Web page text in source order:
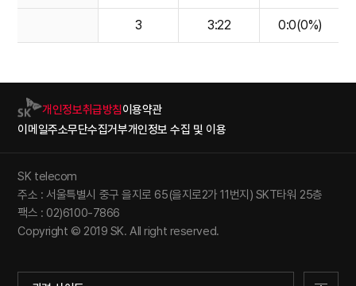
3 3:22 0:0(0%)
개인정보취급방침이용약관
이메일주소무단수집거부개인정보 수집 및 이용
SK telecom
주소 : 서울특별시 중구 을지로 65(을지로2가 11번지) SKT타워 25층
팩스 : 02)6100-7866
Copyright © 2019 SK. All right reserved.